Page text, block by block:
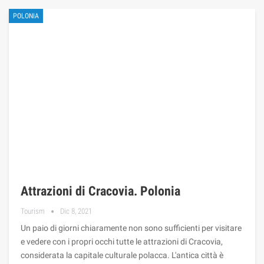
POLONIA
Attrazioni di Cracovia. Polonia
Tourism Dic 8, 2021
Un paio di giorni chiaramente non sono sufficienti per visitare
e vedere con i propri occhi tutte le attrazioni di Cracovia,
considerata la capitale culturale polacca. L'antica città è